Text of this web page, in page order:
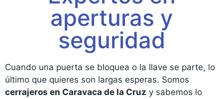
aperturas y
seguridad
Cuando una puerta se bloquea o la llave se parte, lo
último que quieres son largas esperas. Somos
cerrajeros en Caravaca de la Cruz y sabemos lo